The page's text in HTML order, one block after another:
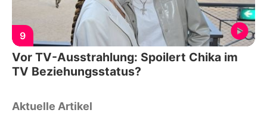
9
Vor TV-Ausstrahlung: Spoilert Chika im
TV Beziehungsstatus?
Aktuelle Artikel